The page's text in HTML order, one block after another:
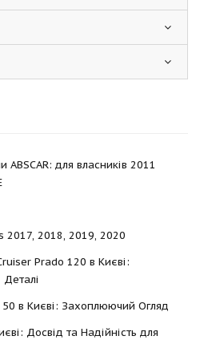
ABSCAR: для власників 2011
2017, 2018, 2019, 2020
Prado 120 в Києві:
Деталі
в Києві: Захоплюючий Огляд
Досвід та Надійність для